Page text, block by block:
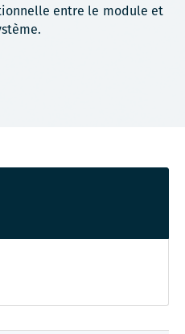
entre le module et